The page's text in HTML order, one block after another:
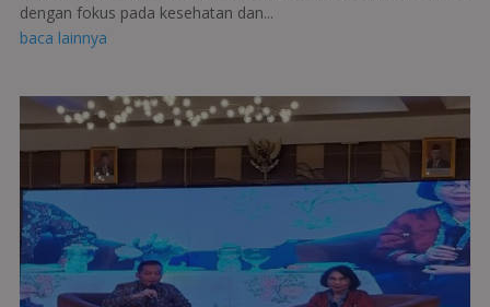
dengan fokus pada kesehatan dan...
baca lainnya